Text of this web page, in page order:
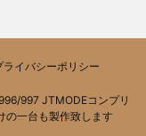
ライバシーポリシー
997 JTMODEコンプリ
一台も製作致します